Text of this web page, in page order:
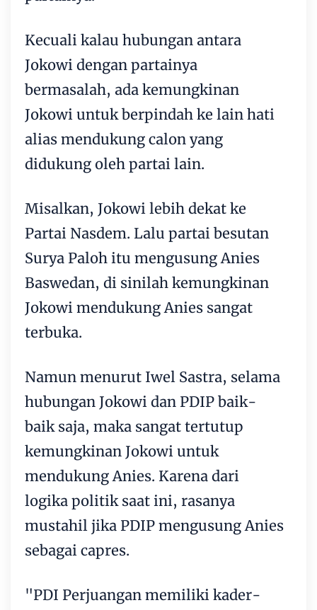
Kecuali kalau hubungan antara
Jokowi dengan partainya
bermasalah, ada kemungkinan
Jokowi untuk berpindah ke lain hati
alias mendukung calon yang
didukung oleh partai lain.
Misalkan, Jokowi lebih dekat ke
Partai Nasdem. Lalu partai besutan
Surya Paloh itu mengusung Anies
Baswedan, di sinilah kemungkinan
Jokowi mendukung Anies sangat
terbuka.
Namun menurut Iwel Sastra, selama
hubungan Jokowi dan PDIP baik-
baik saja, maka sangat tertutup
kemungkinan Jokowi untuk
mendukung Anies. Karena dari
logika politik saat ini, rasanya
mustahil jika PDIP mengusung Anies
sebagai capres.
"PDI Perjuangan memiliki kader-